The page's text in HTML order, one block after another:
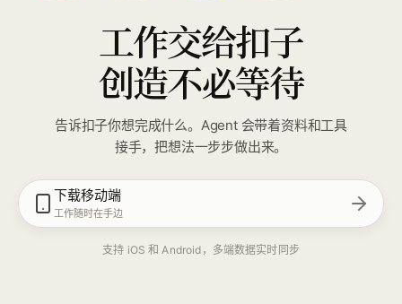
工作交给扣子
创造不必等待
告诉扣子你想完成什么。Agent 会带着资料和工具
接手，把想法一步步做出来。
下载移动端
工作随时在手边
支持 iOS 和 Android，多端数据实时同步